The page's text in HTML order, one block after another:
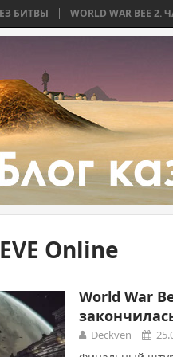
WORLD WAR BEE 2. ЧАСТЬ
EVE Online
World War
Deckven